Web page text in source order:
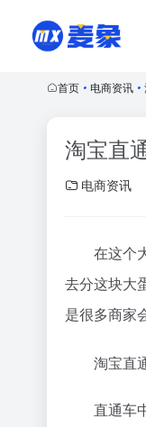
首页 • 电商资讯 •
淘宝直
电商资讯
在这个
去分这块大
是很多商家
淘宝直
直通车